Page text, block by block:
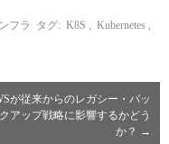
フラ タグ: K8S , Kubernetes ,
が従来からのレガシー・バッ
クアップ戦略に影響するかどう
か？ →